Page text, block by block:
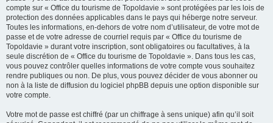
compte sur « Office du tourisme de Topoldavie » sont protégées par les lois de
protection des données applicables dans le pays qui héberge notre serveur.
Toutes les informations, en-dehors de votre nom d’utilisateur, de votre mot de
passe et de votre adresse de courriel requis par « Office du tourisme de
Topoldavie » durant votre inscription, sont obligatoires ou facultatives, à la
seule discrétion de « Office du tourisme de Topoldavie ». Dans tous les cas,
vous pouvez contrôler quelles informations de votre compte vous souhaitez
rendre publiques ou non. De plus, vous pouvez décider de vous abonner ou
non à la liste de diffusion du logiciel phpBB depuis une option disponible sur
votre compte.
Votre mot de passe est chiffré (par un chiffrage à sens unique) afin qu’il soit